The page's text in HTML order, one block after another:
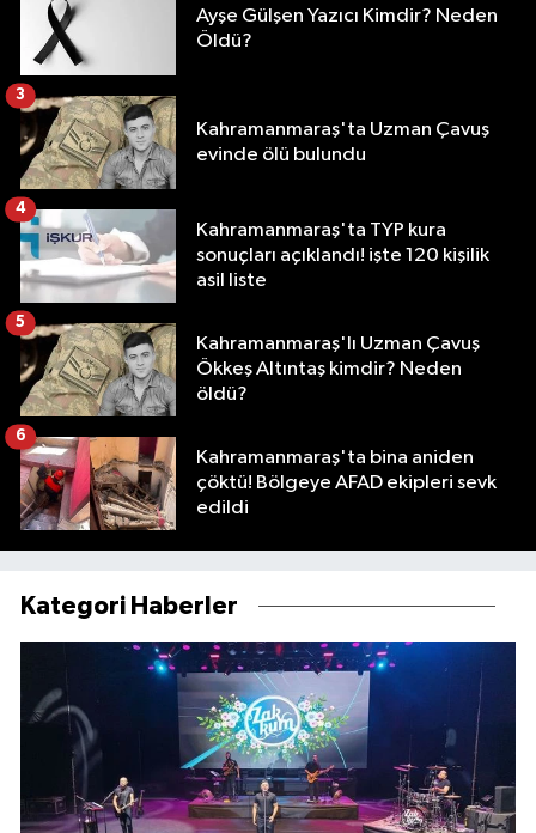
Ayşe Gülşen Yazıcı Kimdir? Neden
Öldü?
Kahramanmaraş'ta Uzman Çavuş
evinde ölü bulundu
3
Kahramanmaraş'ta TYP kura
sonuçları açıklandı! işte 120 kişilik
asil liste
4
Kahramanmaraş'lı Uzman Çavuş
Ökkeş Altıntaş kimdir? Neden
öldü?
5
Kahramanmaraş'ta bina aniden
çöktü! Bölgeye AFAD ekipleri sevk
edildi
6
Kategori Haberler